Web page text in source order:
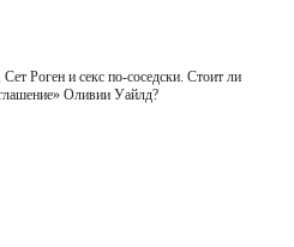
Роген и секс по-соседски. Стоит ли
Оливии Уайлд?